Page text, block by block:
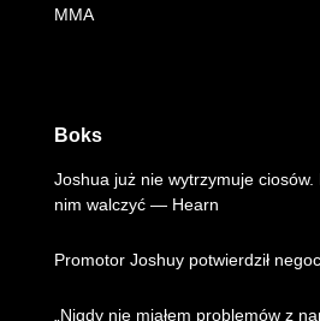
MMA
Boks
Joshua już nie wytrzymuje
nim walczyć — Hearn
Promotor Joshuy potwierdził
„Nigdy nie miałem problemów z